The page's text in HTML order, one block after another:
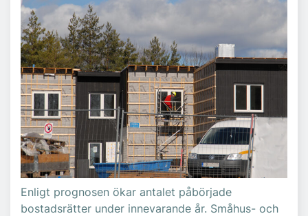
Enligt prognosen ökar antalet påbörjade
bostadsrätter under innevarande år. Småhus- och